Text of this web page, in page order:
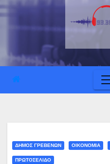
ΔΗΜΟΣ ΓΡΕΒΕΝΩΝ ΟΙΚΟΝΟΜΙΑ
ΠΡΩΤΟΣΕΛΙΔΟ